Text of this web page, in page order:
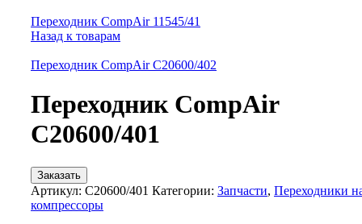
Переходник CompAir 11545/41
Назад к товарам
Переходник CompAir C20600/402
Переходник CompAir
C20600/401
Заказать
Артикул: C20600/401 Категории: Запчасти, Переходники
компрессоры